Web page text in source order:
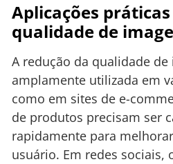
Aplicações
qualidade de
A redução da qualidade de
amplamente utilizada em
como em sites de e-
de produtos precisam ser
rapidamente para
usuário. Em redes sociais,